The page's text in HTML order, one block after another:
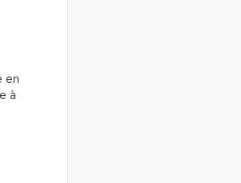
en
à